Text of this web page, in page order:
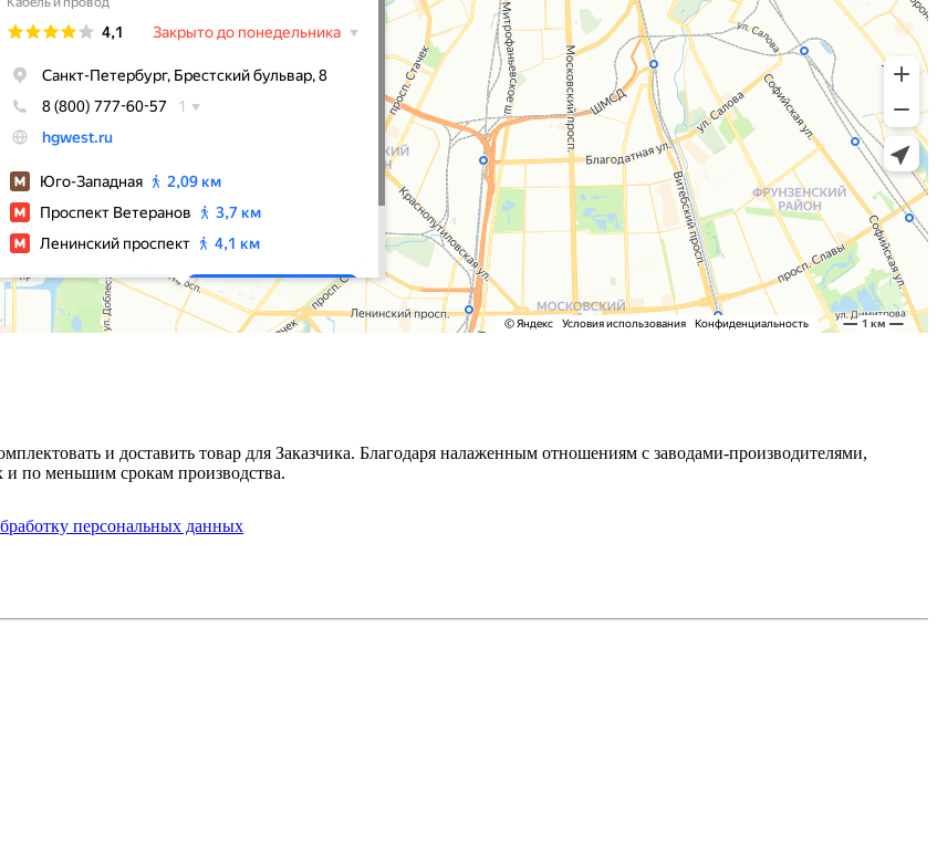
и доставить товар для Заказчика. Благодаря налаженным отношениям с заводами-производителями,
по меньшим срокам производства.
персональных данных